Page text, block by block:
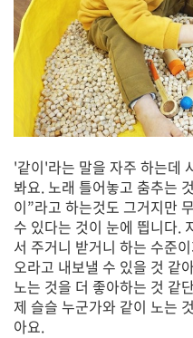
'같이'라는 말을 자주 하는데
봐요. 노래 틀어놓고 춤추는
이”라고 하는것도 그거지만
수 있다는 것이 눈에 띕니다.
서 주거니 받거니 하는 수준
오라고 내보낼 수 있을 것 같
노는 것을 더 좋아하는 것 같
제 슬슬 누군가와 같이 노는
아요.